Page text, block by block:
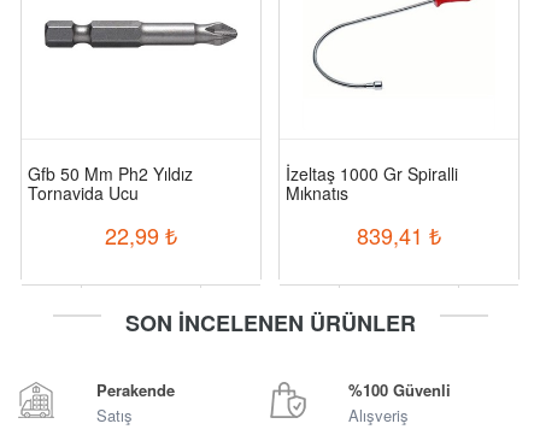
Gfb 50 Mm Ph2 Yıldız
Tornavida Ucu
22,99₺
İzeltaş 1000 Gr Spiralli
Mıknatıs
839,41 ₺
SON İNCELENEN ÜRÜNLER
Perakende
Satış
%100 Güvenli
Alışveriş